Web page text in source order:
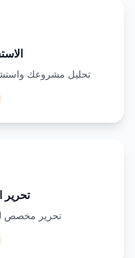
تحليل مشروعك
تحرير
تحرير مخصص